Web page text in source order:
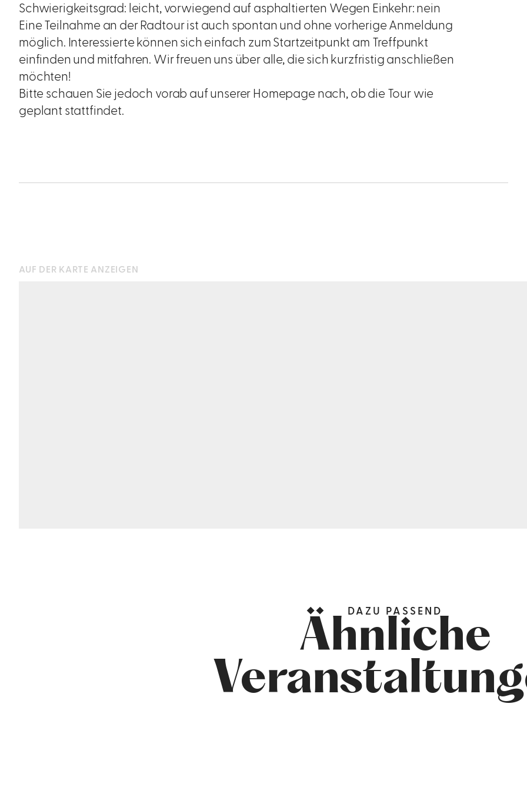
Schwierigkeitsgrad: leicht, vorwiegend auf asphaltierten Wegen Einkehr: nein
Eine Teilnahme an der Radtour ist auch spontan und ohne vorherige Anmeldung
möglich. Interessierte können sich einfach zum Startzeitpunkt am Treffpunkt
einfinden und mitfahren. Wir freuen uns über alle, die sich kurzfristig anschließen
möchten!
Bitte schauen Sie jedoch vorab auf unserer Homepage nach, ob die Tour wie
geplant stattfindet.
AUF DER KARTE ANZEIGEN
DAZU PASSEND
Ähnliche